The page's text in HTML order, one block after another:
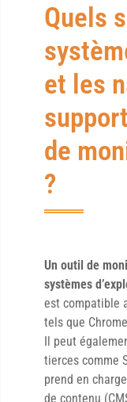
Quels
et les
de
?
Un outil de
systèmes
est compatible
tels que
Il peut
tierces comme
prend en
de contenu